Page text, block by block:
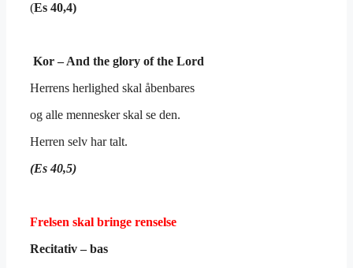
(Es 40,4)
Kor– And the glory of the Lord
Herrens herlighed skal åbenbares
og alle mennesker skal se den.
Herren selv har talt.
(Es 40,5)
Frelsen skal bringe renselse
Recitativ – bas